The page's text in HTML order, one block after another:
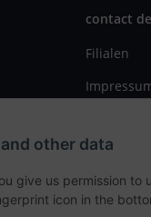
contact
Filialen
other data
give us permission to
icon in the